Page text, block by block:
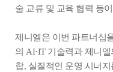
술 교류 및 교육 협력 등
제니엘은 이번 파트너십
의 AI·IT 기술력과 제니
합, 실질적인 운영 시너